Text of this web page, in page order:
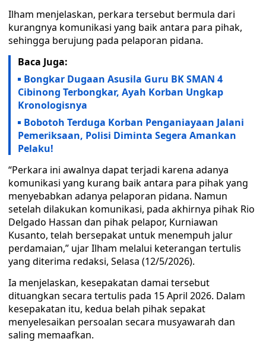
Ilham menjelaskan, perkara tersebut bermula dari
kurangnya komunikasi yang baik antara para pihak,
sehingga berujung pada pelaporan pidana.
Baca Juga:
Bongkar Dugaan Asusila Guru BK SMAN 4
Cibinong Terbongkar, Ayah Korban Ungkap
Kronologisnya
Bobotoh Terduga Korban Penganiayaan Jalani
Pemeriksaan, Polisi Diminta Segera Amankan
Pelaku!
“Perkara ini awalnya dapat terjadi karena adanya
komunikasi yang kurang baik antara para pihak yang
menyebabkan adanya pelaporan pidana. Namun
setelah dilakukan komunikasi, pada akhirnya pihak Rio
Delgado Hassan dan pihak pelapor, Kurniawan
Kusanto, telah bersepakat untuk menempuh jalur
perdamaian,” ujar Ilham melalui keterangan tertulis
yang diterima redaksi, Selasa (12/5/2026).
Ia menjelaskan, kesepakatan damai tersebut
dituangkan secara tertulis pada 15 April 2026. Dalam
kesepakatan itu, kedua belah pihak sepakat
menyelesaikan persoalan secara musyawarah dan
saling memaafkan.